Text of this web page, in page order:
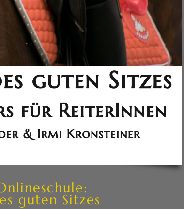
guten Sitzes